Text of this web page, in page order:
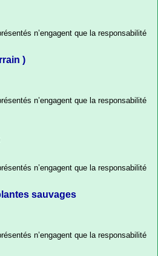
n’engagent que la responsabilité
)
n’engagent que la responsabilité
n’engagent que la responsabilité
sauvages
n’engagent que la responsabilité